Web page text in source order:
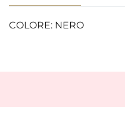
COLORE: NERO